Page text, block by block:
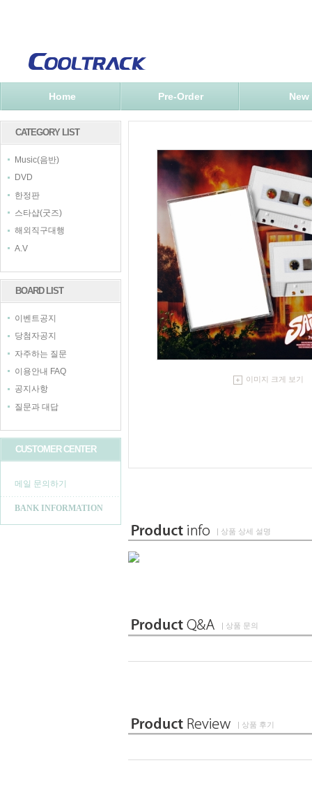
Home Pre-Order New
CATEGORY LIST
Music(음반)
DVD
한정판
스타샵(굿즈)
해외직구대행
A.V
BOARD LIST
이벤트공지
당첨자공지
자주하는 질문
이용안내 FAQ
공지사항
질문과 대답
CUSTOMER CENTER
메일 문의하기
BANK INFORMATION
이미지 크게 보기
| 상품 상세 설명
| 상품 문의
| 상품 후기